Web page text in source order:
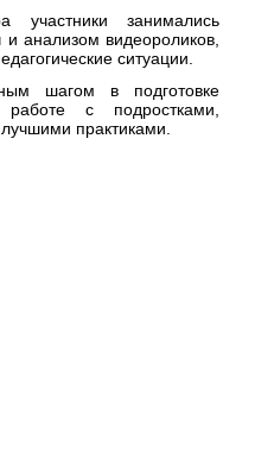
участники занимались
и анализом видеороликов,
ситуации.
шагом в подготовке
с подростками,
практиками.